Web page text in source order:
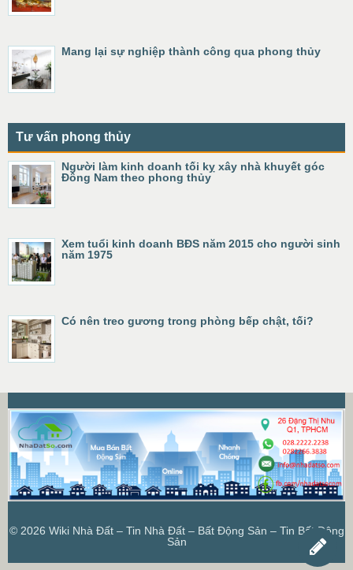
Mang lại sự nghiệp thành công qua phong thủy
Tư vấn phong thủy
Người làm kinh doanh tối kỵ xây nhà khuyết góc
Đông Nam theo phong thủy
Xem tuổi kinh doanh BĐS năm 2015 cho người sinh
năm 1975
Có nên treo gương trong phòng bếp chật, tối?
© 2026 Wiki Nhà Đất – Tin Nhà Đất – Bất Động Sản – Tin Bất Động
Sản